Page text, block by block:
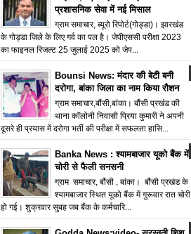
प्रशासनिक सेवा में नई मिसाल
ग्राम समाचार, ब्यूरो रिपोर्ट(गोड्डा)। झारखंड
के गोड्डा जिले के लिए गर्व का पल है। जेपीएससी परीक्षा 2023
का फाइनल रिजल्ट 25 जुलाई 2025 को जेप...
Bounsi News: मंदार की बेटी बनी
दरोगा, बांका जिला का नाम किया रौशन
ग्राम समाचार,बौंसी,बांका। बौंसी प्रखंड की
थाना कॉलोनी निवासी प्रिया कुमारी ने अपनी
दूसरे ही प्रयास में दरोगा भर्ती की परीक्षा में सफलता हासि...
Banka News : श्यामबाजार यूको बैंक में
चोरी से फैली सनसनी
ग्राम समाचार, बौंसी , बांका। बौंसी प्रखंड के
श्यामबाजार स्थित यूको बैंक में गुरूवार रात चोरी
हो गई। शुक्रवार सुबह जब बैंक के कर्मचारि...